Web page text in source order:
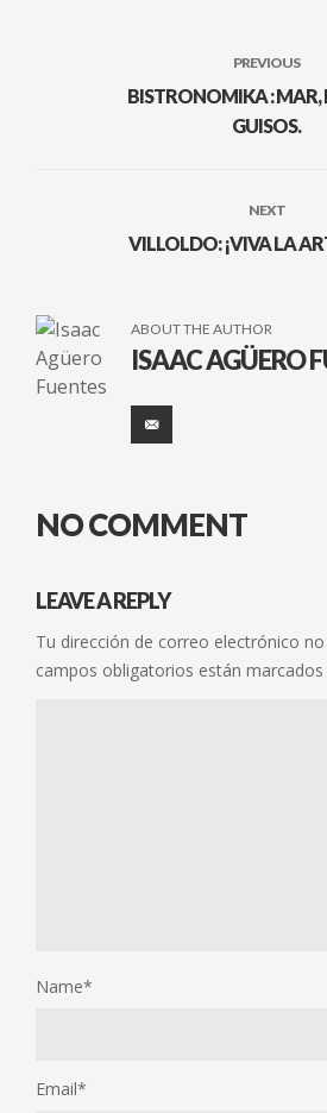
PREVIOUS
BISTRONOMIKA : MAR,
GUISOS.
NEXT
VILLOLDO: ¡VIVA LA
ABOUT THE AUTHOR
ISAAC AGÜERO
NO COMMENT
LEAVE A REPLY
Tu dirección de correo electrónico no
campos obligatorios están marcados
Name*
Email*